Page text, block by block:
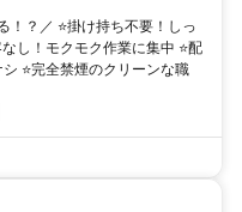
！？／ ⭐掛け持ち不要！しっ
し！モクモク作業に集中 ⭐配
⭐完全禁煙のクリーンな職